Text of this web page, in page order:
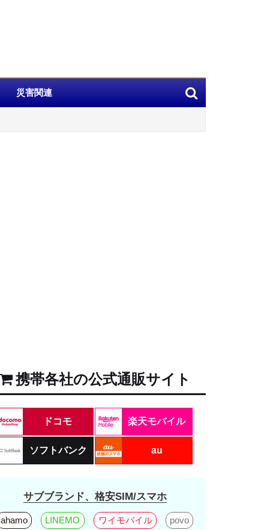
災害関連
携帯各社の公式通販サイト
ドコモ 楽天モバイル
ソフトバンク au
サブブランド、格安SIM/スマホ
ahamo LINEMO ワイモバイル povo